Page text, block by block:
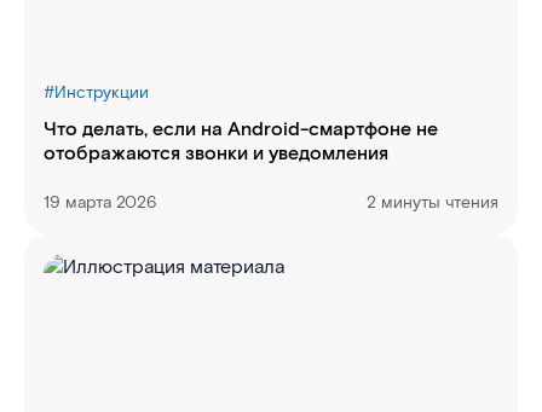
#Инструкции
Что делать, если на Android-смартфоне не
отображаются звонки и уведомления
19 марта 2026 2 минуты чтения